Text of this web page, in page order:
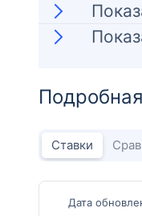
Ставки
Дата